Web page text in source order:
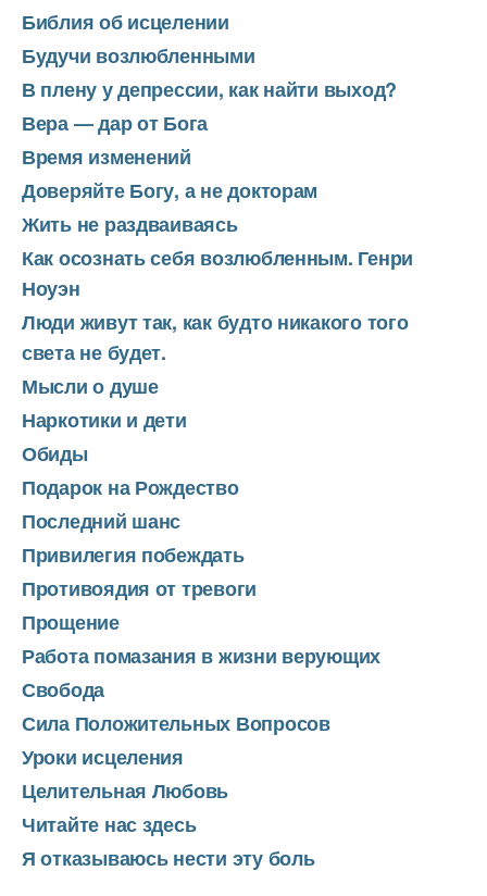
Библия об исцелении
Будучи возлюбленными
В плену у депрессии, как найти выход?
Вера — дар от Бога
Время изменений
Доверяйте Богу, а не докторам
Жить не раздваиваясь
Как осознать себя возлюбленным. Генри
Ноуэн
Люди живут так, как будто никакого того
света не будет.
Мысли о душе
Наркотики и дети
Обиды
Подарок на Рождество
Последний шанс
Привилегия побеждать
Противоядия от тревоги
Прощение
Работа помазания в жизни верующих
Свобода
Сила Положительных Вопросов
Уроки исцеления
Целительная Любовь
Читайте нас здесь
Я отказываюсь нести эту боль